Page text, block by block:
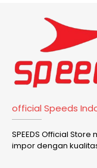
official Speeds
SPEEDS Official
impor dengan